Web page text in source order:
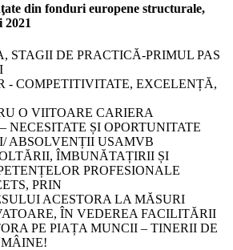
din fonduri europene structurale,
2021
STAGII DE PRACTICĂ-PRIMUL PAS
- COMPETITIVITATE, EXCELENȚĂ,
O VIITOARE CARIERA
NECESITATE ȘI OPORTUNITATE
ABSOLVENȚII USAMVB
ÎMBUNĂTAȚIRII ȘI
PROFESIONALE
PRIN
ACESTORA LA MĂSURI
ÎN VEDEREA FACILITĂRII
PE PIAȚA MUNCII – TINERII DE